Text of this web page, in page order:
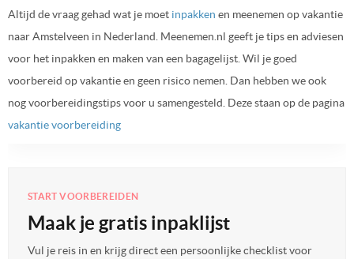
Altijd de vraag gehad wat je moet inpakken en meenemen op vakantie
naar Amstelveen in Nederland. Meenemen.nl geeft je tips en adviesen
voor het inpakken en maken van een bagagelijst. Wil je goed
voorbereid op vakantie en geen risico nemen. Dan hebben we ook
nog voorbereidingstips voor u samengesteld. Deze staan op de pagina
vakantie voorbereiding
START VOORBEREIDEN
Maak je gratis inpaklijst
Vul je reis in en krijg direct een persoonlijke checklist voor